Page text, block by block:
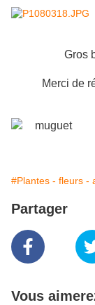
Gros
Merci de
#Plantes - fleurs -
Partager
Vous